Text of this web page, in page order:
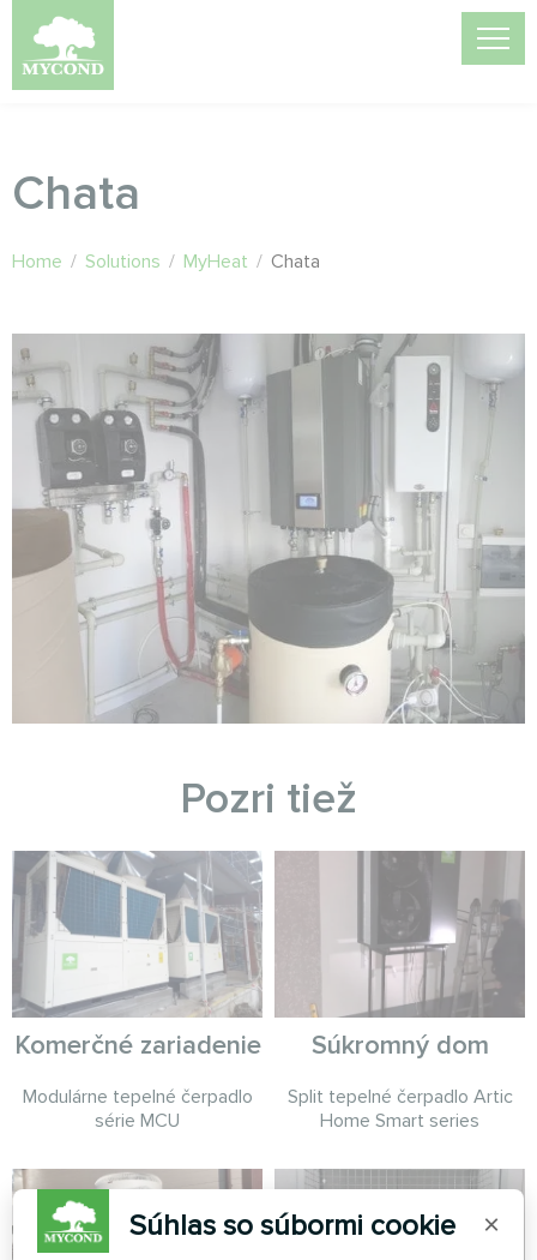
Chata
Home / Solutions / MyHeat / Chata
Pozri tiež
Komerčné zariadenie
Modulárne tepelné čerpadlo
série MCU
Súkromný dom
Split tepelné čerpadlo Artic
Home Smart series
Súhlas so súbormi cookie ×